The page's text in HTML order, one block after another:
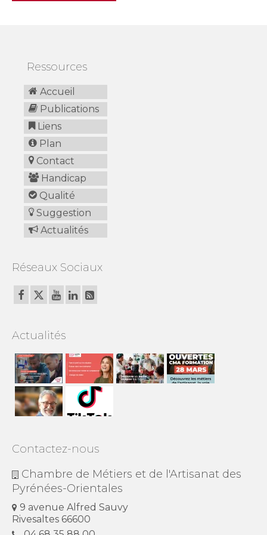
Ressources
Accueil
Publications
Liens
Plan
Contact
Handicap
Qualité
Suggestion
Actualités
Réseaux Sociaux
Actualités
Contactez-nous
Chambre de Métiers et de l'Artisanat des
Pyrénées-Orientales
9 avenue Alfred Sauvy
Rivesaltes 66600